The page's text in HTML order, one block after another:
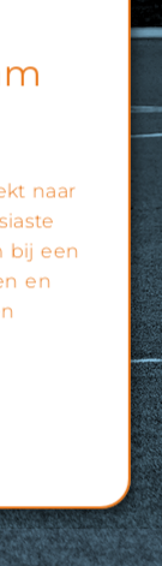
naar
bij een
en